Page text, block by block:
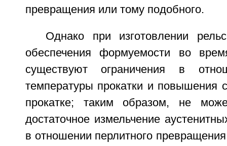
превращения или тому подобного.
Однако при изготовлении
обеспечения формуемости во
существуют ограничения в
температуры прокатки и повышения
прокатке; таким образом, не
достаточное измельчение
в отношении перлитного